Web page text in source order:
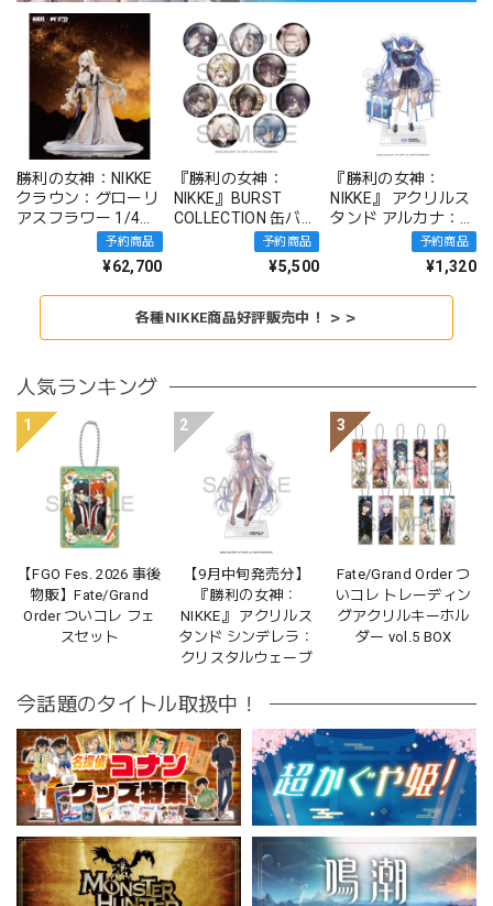
人気ランキング
1
【FGO Fes. 2026 事後
物販】Fate/Grand
Order ついコレ フェ
スセット
2
【9月中旬発売分】
『勝利の女神：
NIKKE』 アクリルス
タンド シンデレラ：
クリスタルウェーブ
3
Fate/Grand Order つ
いコレ トレーディン
グアクリルキーホル
ダー vol.5 BOX
今話題のタイトル取扱中！
勝利の女神：NIKKE
クラウン：グローリ
アスフラワー 1/4完
成品フィギュア予約商品
¥62,700
『勝利の女神：
NIKKE』BURST
COLLECTION 缶バッ
ジ Vol.9 BOX 全10種
予約商品
¥5,500
『勝利の女神：
NIKKE』 アクリルス
タンド アルカナ：フ
ォーチュンメイト
予約商品
¥1,320
各種NIKKE商品好評販売中！ ＞＞